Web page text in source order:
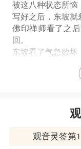
被这八种状态所恼
写好之后，东坡就
佛印禅师看了之
回。
东坡看了气急败坏
当东坡到了金山
苏东坡劈头便责
被『一屁打过江』
（本故事譬喻「火
观音灵签第